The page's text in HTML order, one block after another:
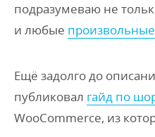
подразумеваю не
и любые
Ещё задолго до
публиковал гайд по
WooCommerce, из